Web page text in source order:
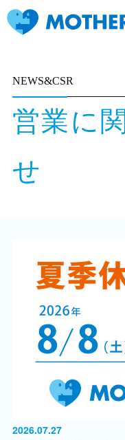
NEWS&CSR
営業に
せ
2026.07.27